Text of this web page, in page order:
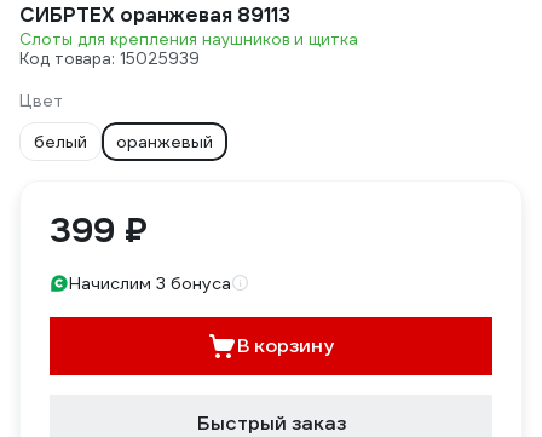
СИБРТЕХ оранжевая 89113
Слоты для крепления наушников и щитка
Код товара: 15025939
Цвет
белый
оранжевый
399 ₽
Начислим 3 бонуса
В корзину
Быстрый заказ